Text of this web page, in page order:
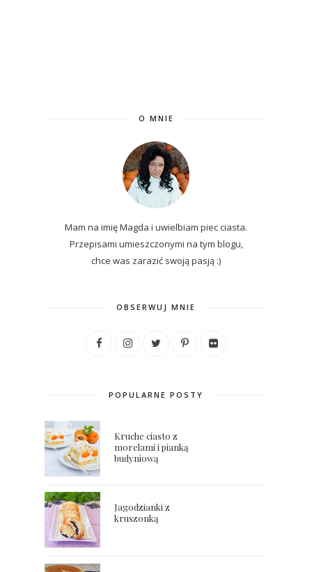
O MNIE
Mam na imię Magda i uwielbiam piec ciasta.
Przepisami umieszczonymi na tym blogu,
chce was zarazić swoją pasją :)
OBSERWUJ MNIE
POPULARNE POSTY
Kruche ciasto z
morelami i pianką
budyniową
Jagodzianki z
kruszonką